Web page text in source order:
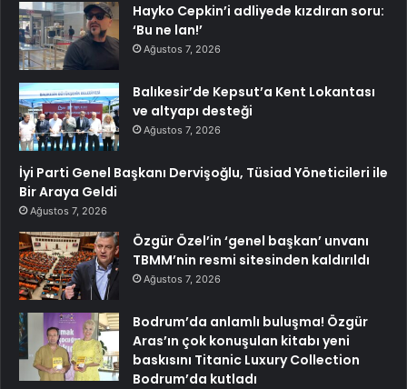
Hayko Cepkin’i adliyede kızdıran soru:
‘Bu ne lan!’
Ağustos 7, 2026
Balıkesir’de Kepsut’a Kent Lokantası
ve altyapı desteği
Ağustos 7, 2026
İyi Parti Genel Başkanı Dervişoğlu, Tüsiad Yöneticileri ile
Bir Araya Geldi
Ağustos 7, 2026
Özgür Özel’in ‘genel başkan’ unvanı
TBMM’nin resmi sitesinden kaldırıldı
Ağustos 7, 2026
Bodrum’da anlamlı buluşma! Özgür
Aras’ın çok konuşulan kitabı yeni
baskısını Titanic Luxury Collection
Bodrum’da kutladı